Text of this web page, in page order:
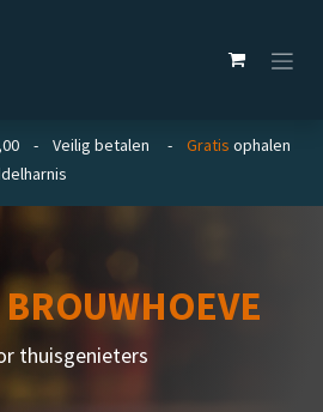
- Veilig betalen - Gratis ophalen
thuisgenieters